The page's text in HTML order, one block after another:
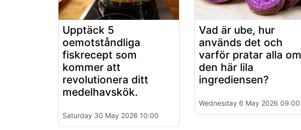
Upptäck 5
oemotståndliga
fiskrecept som
kommer att
revolutionera ditt
medelhavskök.
Saturday 30 May 2026 10:00
Vad är ube, hur
används det och
varför pratar alla om
den här lila
ingrediensen?
Wednesday 6 May 2026 09:00